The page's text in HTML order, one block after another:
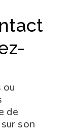
ou
de
son